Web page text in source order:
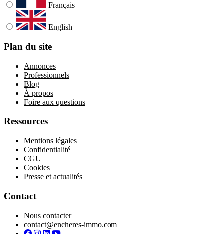
Français
English
Plan du site
Annonces
Professionnels
Blog
À propos
Foire aux questions
Ressources
Mentions légales
Confidentialité
CGU
Cookies
Presse et actualités
Contact
Nous contacter
contact@encheres-immo.com